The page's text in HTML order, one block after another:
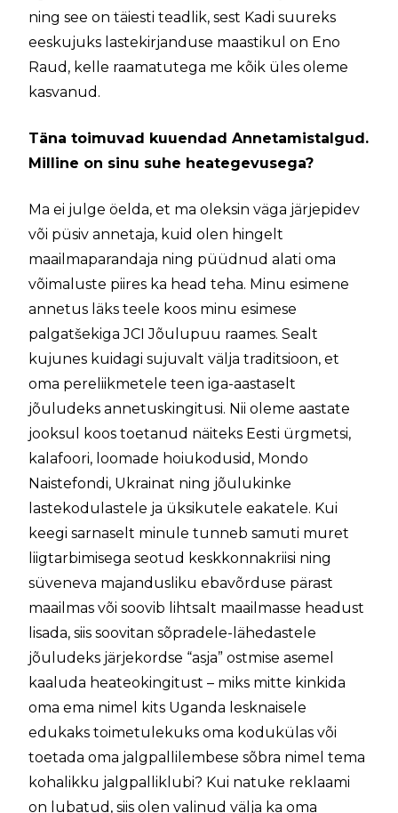
ning see on täiesti teadlik, sest Kadi suureks
eeskujuks lastekirjanduse maastikul on Eno
Raud, kelle raamatutega me kõik üles oleme
kasvanud.
Täna toimuvad kuuendad Annetamistalgud.
Milline on sinu suhe heategevusega?
Ma ei julge öelda, et ma oleksin väga järjepidev
või püsiv annetaja, kuid olen hingelt
maailmaparandaja ning püüdnud alati oma
võimaluste piires ka head teha. Minu esimene
annetus läks teele koos minu esimese
palgatšekiga JCI Jõulupuu raames. Sealt
kujunes kuidagi sujuvalt välja traditsioon, et
oma pereliikmetele teen iga-aastaselt
jõuludeks annetuskingitusi. Nii oleme aastate
jooksul koos toetanud näiteks Eesti ürgmetsi,
kalafoori, loomade hoiukodusid, Mondo
Naistefondi, Ukrainat ning jõulukinke
lastekodulastele ja üksikutele eakatele. Kui
keegi sarnaselt minule tunneb samuti muret
liigtarbimisega seotud keskkonnakriisi ning
süveneva majandusliku ebavõrduse pärast
maailmas või soovib lihtsalt maailmasse headust
lisada, siis soovitan sõpradele-lähedastele
jõuludeks järjekordse “asja” ostmise asemel
kaaluda heateokingitust – miks mitte kinkida
oma ema nimel kits Uganda lesknaisele
edukaks toimetulekuks oma kodukülas või
toetada oma jalgpallilembese sõbra nimel tema
kohalikku jalgpalliklubi? Kui natuke reklaami
on lubatud, siis olen valinud välja ka oma